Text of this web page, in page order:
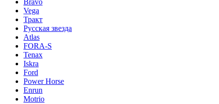
Vega
Тракт
Русская звезда
Atlas
FORA-S
Tenax
Iskra
Ford
Power Horse
Enrun
Motrio